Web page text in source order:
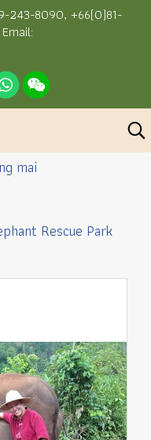
243-8090, +66(0)81-
mai
Rescue Park